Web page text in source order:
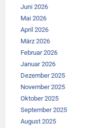
Juni 2026
Mai 2026
April 2026
März 2026
Februar 2026
Januar 2026
Dezember 2025
November 2025
Oktober 2025
September 2025
August 2025